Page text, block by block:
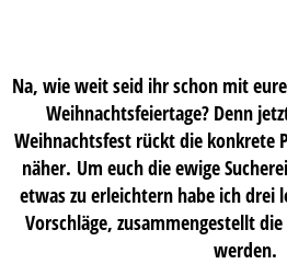
Na, wie weit seid ihr schon mit
Weihnachtsfeiertage? Denn
Weihnachtsfest rückt die konkrete
näher. Um euch die ewige
etwas zu erleichtern habe ich drei
Vorschläge, zusammengestellt
werden.